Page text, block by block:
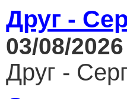
Друг -
03/08/
Друг -